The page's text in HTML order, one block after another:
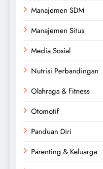
Manajemen SDM
Manajemen Situs
Media Sosial
Nutrisi Perbandingan
Olahraga & Fitness
Otomotif
Panduan Diri
Parenting & Keluarga